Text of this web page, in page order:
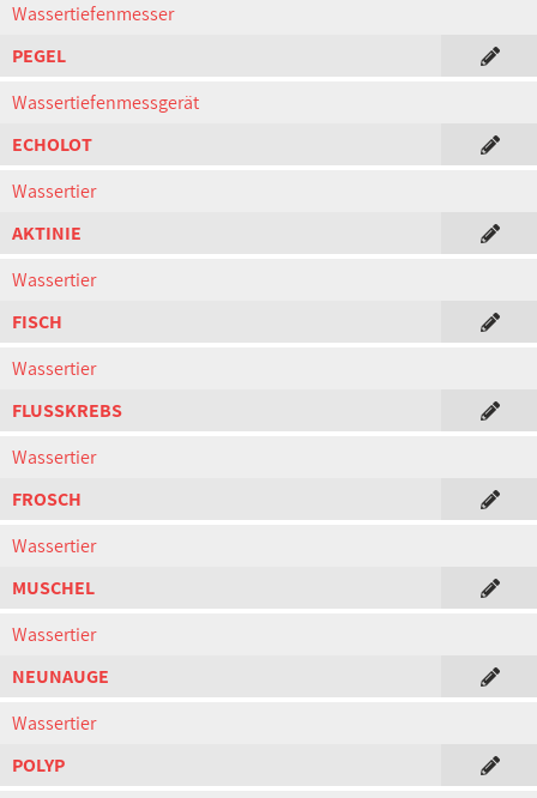
Wassertiefenmesser
PEGEL
Wassertiefenmessgerät
ECHOLOT
Wassertier
AKTINIE
Wassertier
FISCH
Wassertier
FLUSSKREBS
Wassertier
FROSCH
Wassertier
MUSCHEL
Wassertier
NEUNAUGE
Wassertier
POLYP